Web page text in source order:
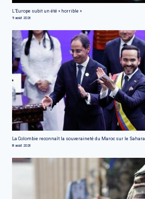
L’Europe subit un été « horrible »
9 août 2026
La Colombie reconnaît la souveraineté du Maroc sur le Sahara
8 août 2026